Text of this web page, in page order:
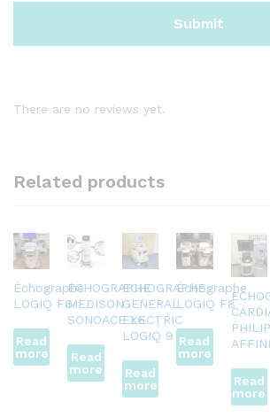
There are no reviews yet.
Related products
Échographe
LOGIQ F6
Read
more
ECHOGRAPHE
MEDISON
SONOACE X6
Read
more
ECHOGRAPHE
GENERAL
ELECTRIC
LOGIQ 9
Read
more
Échographe
LOGIQ F8
Read
more
Read
more